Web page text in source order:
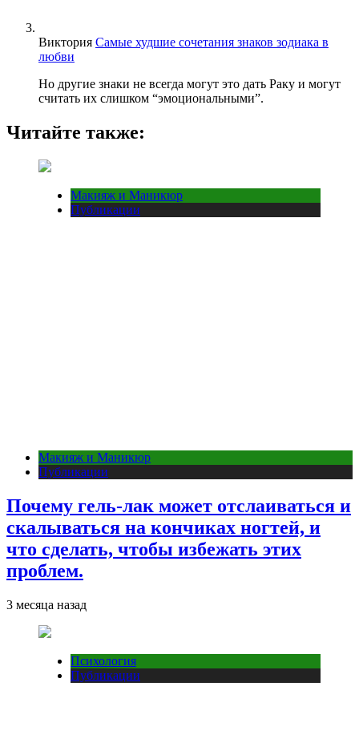
Виктория Самые худшие сочетания знаков зодиака в
любви
Но другие знаки не всегда могут это дать Раку и могут
считать их слишком “эмоциональными”.
Читайте также:
Макияж и Маникюр
Публикации
Макияж и Маникюр
Публикации
Почему гель-лак может отслаиваться и
скалываться на кончиках ногтей, и
что сделать, чтобы избежать этих
проблем.
3 месяца назад
Психология
Публикации